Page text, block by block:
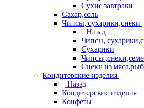
Сухие завтраки
Сахар,соль
Чипсы, сухарики,снеки
Назад
Чипсы,
Сухарики
Чипсы
Снеки из
Кондитерские изделия
Назад
Кондитерские изделия
Конфеты